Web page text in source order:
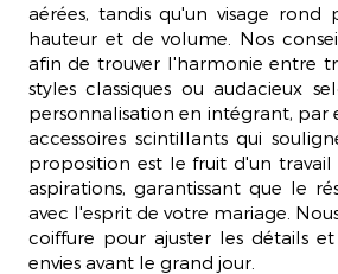
aérées, tandis qu'un visage
hauteur et de volume. Nos
afin de trouver l'harmonie entre
styles classiques ou audacieux
personnalisation en intégrant, par
accessoires scintillants qui
proposition est le fruit d'un
aspirations, garantissant que le
avec l'esprit de votre mariage.
coiffure pour ajuster les détails
envies avant le grand jour.